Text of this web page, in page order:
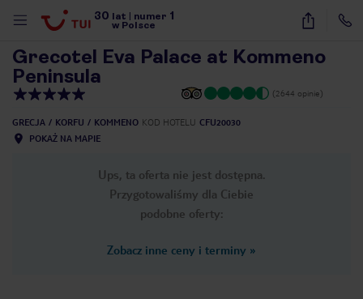
30 lat numer 1
w Polsce
41
Grecotel Eva Palace at Kommeno
Peninsula
(2644 opinie)
GRECJA KORFU KOMMENO KOD HOTELU CFU20030
POKAŻ NA MAPIE
Ups, ta oferta nie jest dostępna.
Przygotowaliśmy dla Ciebie
podobne oferty:
Zobacz inne ceny i terminy »